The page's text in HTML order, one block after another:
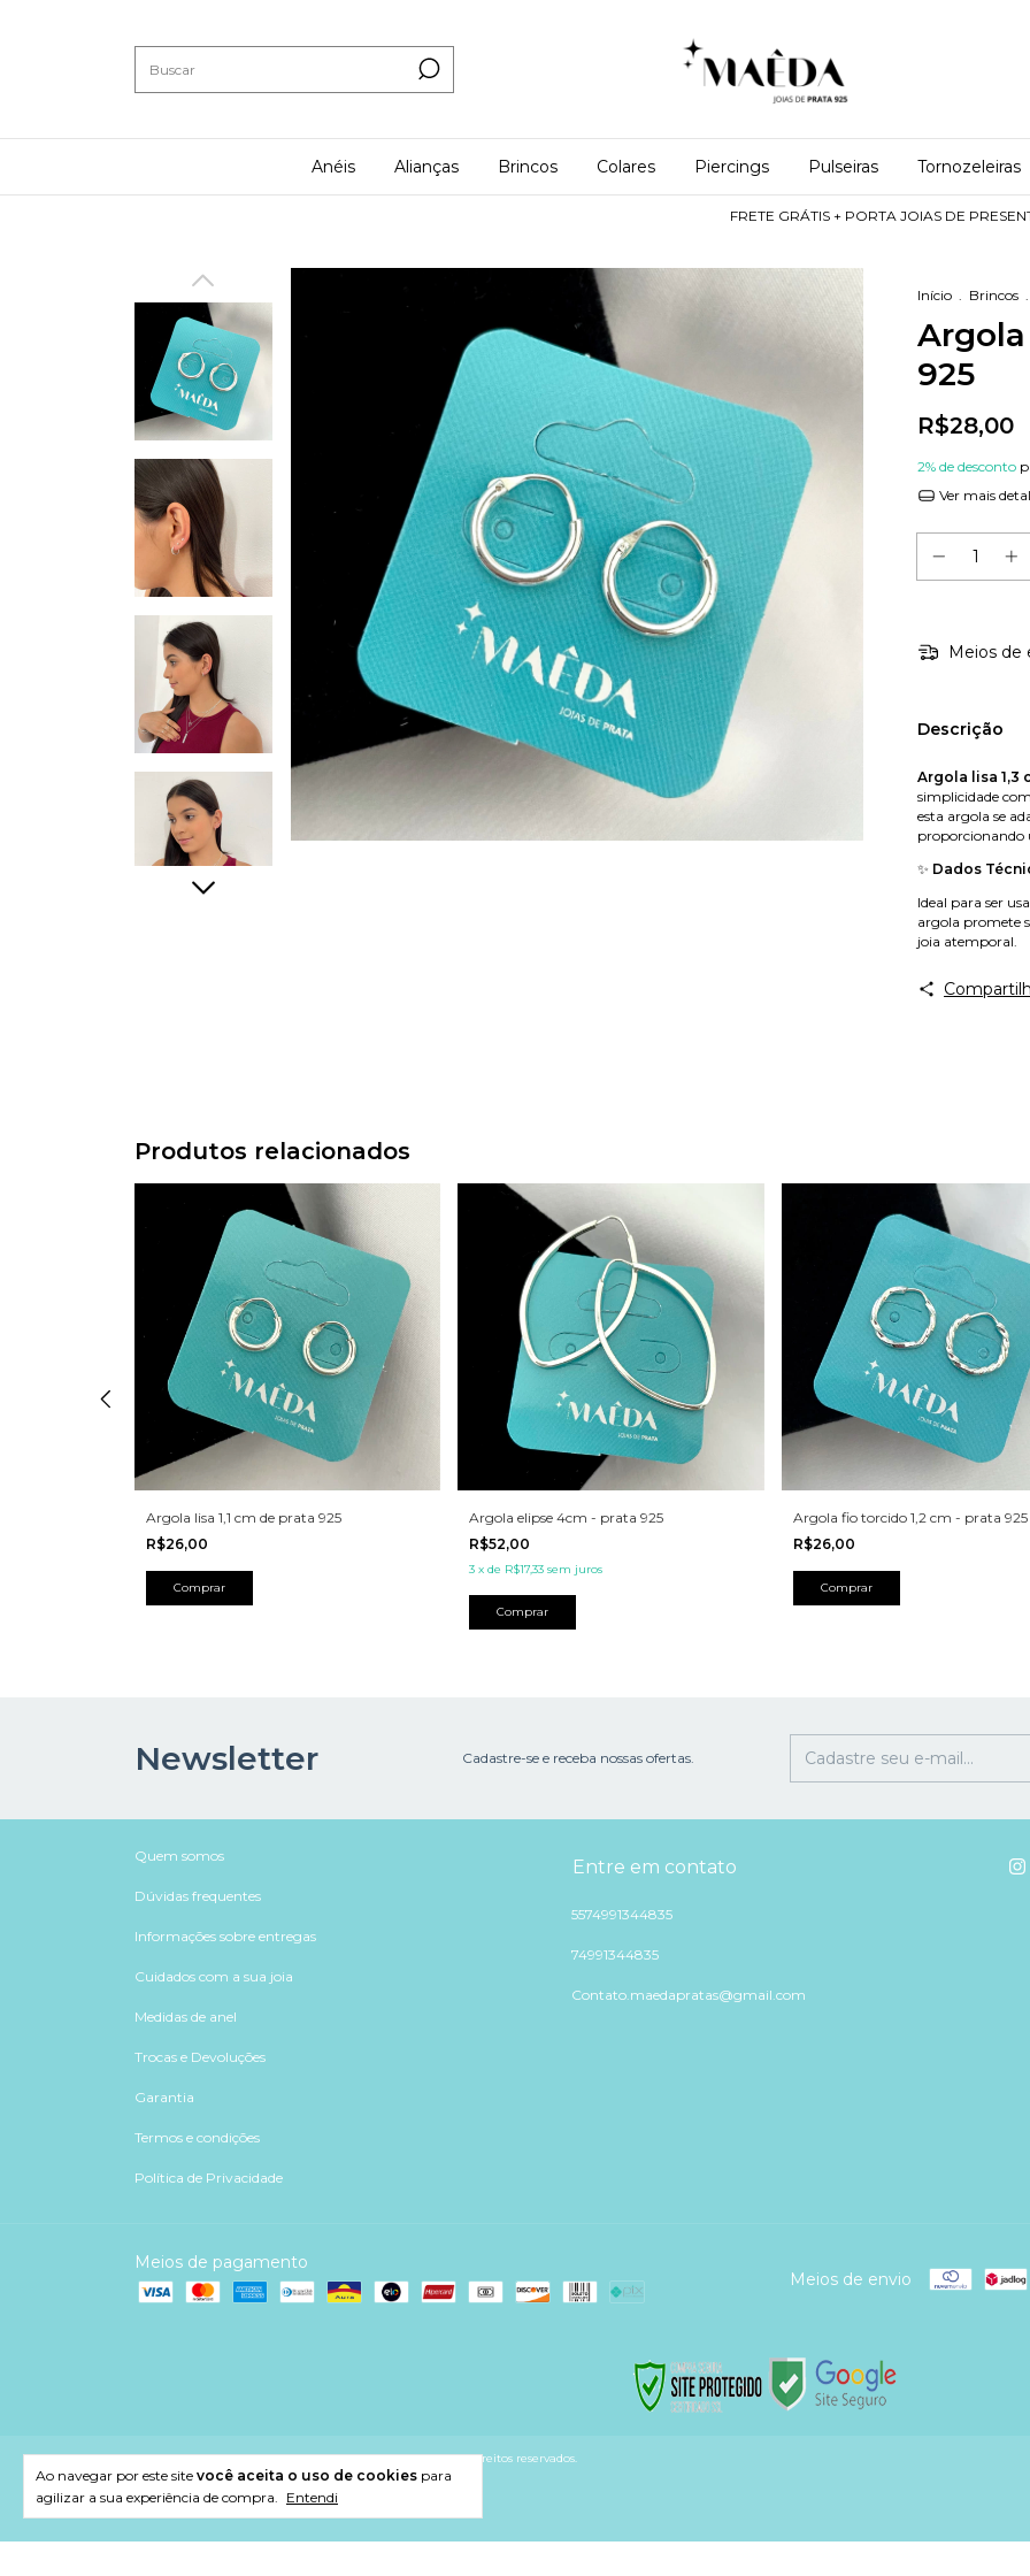
Anéis Alianças Brincos Colares Piercings Pulseiras Tornozeleiras
FRETE GRÁTIS + PORTA JOIAS DE PRESENTE:
Ao navegar por este site você aceita o uso de cookies para
agilizar a sua experiência de compra. Entendi
Início . Brincos .
Argola
925
R$28,00
2% de desconto
Ver mais
Meios de
Descrição
Argola lisa 1,3
simplicidade
esta argola se
proporcionando
✨ Dados
Ideal para ser
argola promete
joia atemporal.
Produtos relacionados
Argola lisa 1,1 cm de prata 925
R$26,00
Argola elipse 4cm - prata 925
R$52,00
3 xde R$17,33 sem juros
Argola fio torcido 1,2 cm - prata 925
R$26,00
Newsletter Cadastre-se e receba nossas ofertas.
Quem somos
Dúvidas frequentes
Informações sobre entregas
Cuidados com a sua joia
Medidas de anel
Trocas e Devoluções
Garantia
Termos e condições
Política de Privacidade
Entre em contato
5574991344835
74991344835
Contato.maedapratas@gmail.com
Meios de pagamento
Meios de envio
Copyright Maêda Pratas - 47795849000162 - 2026. Todos os direitos reservados.